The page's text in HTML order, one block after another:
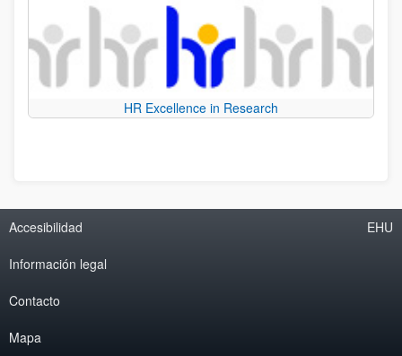
HR Excellence in Research
Accesibilidad
Información legal
Contacto
Mapa
EHU